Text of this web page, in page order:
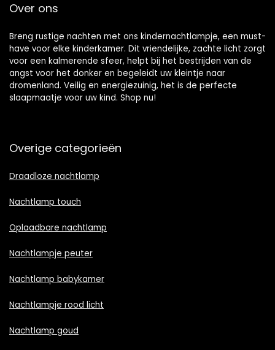
Over ons
Breng rustige nachten met ons kindernachtlampje, een must-
have voor elke kinderkamer. Dit vriendelijke, zachte licht zorgt
voor een kalmerende sfeer, helpt bij het bestrijden van de
angst voor het donker en begeleidt uw kleintje naar
dromenland. Veilig en energiezuinig, het is de perfecte
slaapmaatje voor uw kind. Shop nu!
Overige categorieën
Draadloze nachtlamp
Nachtlamp touch
Oplaadbare nachtlamp
Nachtlampje peuter
Nachtlamp babykamer
Nachtlampje rood licht
Nachtlamp goud